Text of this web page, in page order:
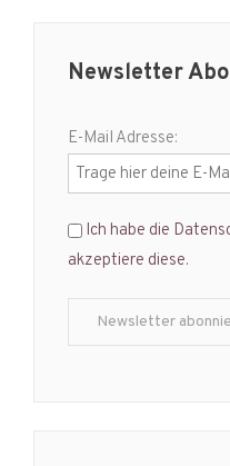
Newsletter
E-Mail Adresse:
Ich habe die
akzeptiere diese.